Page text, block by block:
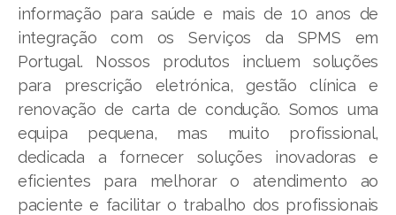
informação para saúde e mais de 10 anos de
integração com os Serviços da SPMS em
Portugal. Nossos produtos incluem soluções
para prescrição eletrónica, gestão clínica e
renovação de carta de condução. Somos uma
equipa pequena, mas muito profissional,
dedicada a fornecer soluções inovadoras e
eficientes para melhorar o atendimento ao
paciente e facilitar o trabalho dos profissionais